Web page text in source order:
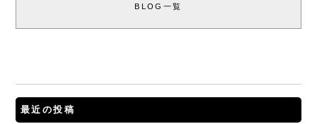
BLOG一覧
最近の投稿